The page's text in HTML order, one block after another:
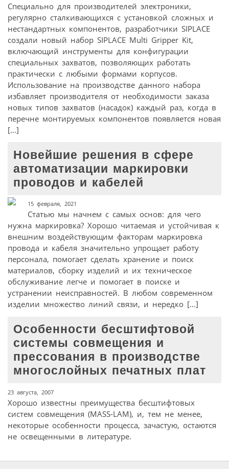
Специально для производителей электроники,
регулярно сталкивающихся с установкой сложных и
нестандартных компонентов, разработчики SIPLACE
создали новый набор SIPLACE Multi Gripper Kit,
включающий инструменты для конфигурации
специальных захватов, позволяющих работать
практически с любыми формами корпусов.
Использование на производстве данного набора
избавляет производителя от необходимости заказа
новых типов захватов (насадок) каждый раз, когда в
перечне монтируемых компонентов появляется новая
[…]
Новейшие решения в сфере
автоматизации маркировки
проводов и кабелей
15 февраля, 2021
Статью мы начнем с самых основ: для чего
нужна маркировка? Хорошо читаемая и устойчивая к
внешним воздействующим факторам маркировка
провода и кабеля значительно упрощает работу
персонала, помогает сделать хранение и поиск
материалов, сборку изделий и их техническое
обслуживание легче и помогает в поиске и
устранении неисправностей. В любом современном
изделии множество линий связи, и нередко […]
Особенности бесштифтовой
системы совмещения и
прессования в производстве
многослойных печатных плат
23 августа, 2007
Хорошо известны преимущества бесштифтовых
систем совмещения (MASS-LAM), и, тем не менее,
некоторые особенности процесса, зачастую, остаются
не освещенными в литературе.